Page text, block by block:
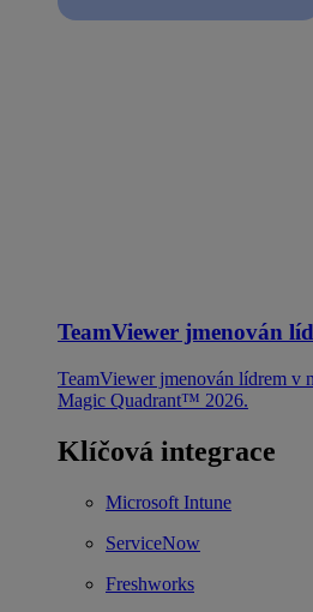
TeamViewer jmenován
TeamViewer jmenován lídrem v
Magic Quadrant™ 2026.
Klíčová integrace
Microsoft Intune
ServiceNow
Freshworks